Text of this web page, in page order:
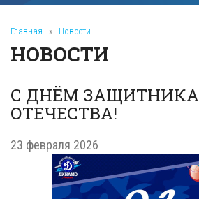
Главная » Новости
НОВОСТИ
С ДНЁМ ЗАЩИТНИКА
ОТЕЧЕСТВА!
23 февраля 2026